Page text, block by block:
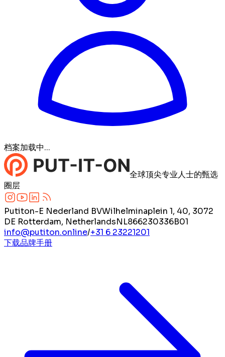
档案加载中...
全球顶尖专业人士的甄选
圈层
Putiton-E Nederland BVWilhelminaplein 1, 40, 3072
DE Rotterdam, NetherlandsNL866230336B01
info@putiton.online/+31 6 23221201
下载品牌手册